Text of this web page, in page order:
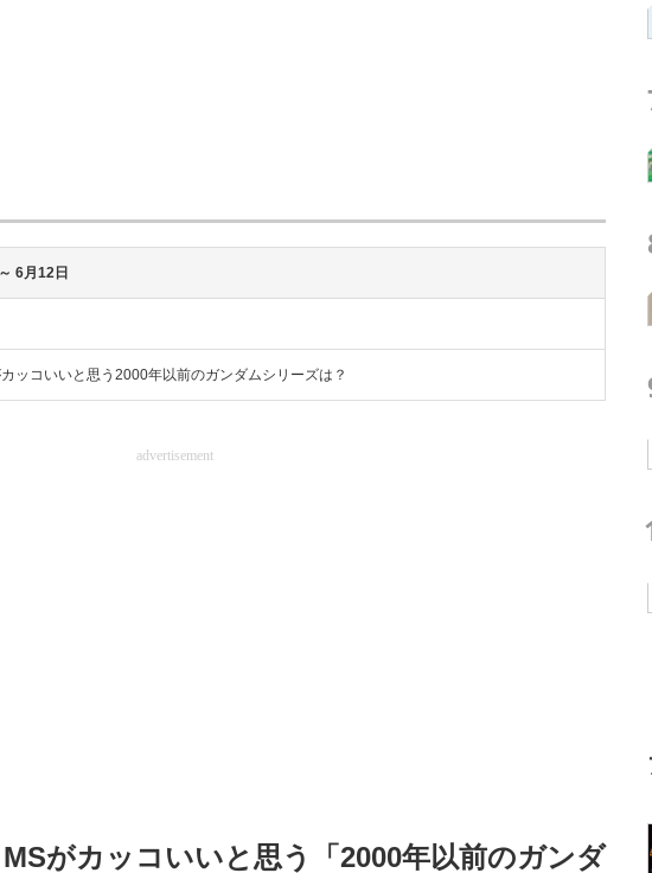
6月12日
ッコいいと思う2000年以前のガンダムシリーズは？
advertisement
MSがカッコいいと思う「2000年以前のガンダ